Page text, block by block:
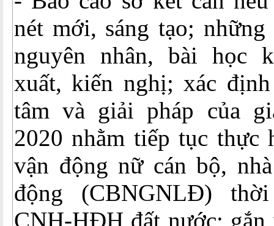
nét mới, sáng tạo;
nguyên nhân, bài học
xuất, kiến nghị; xác
tâm và giải pháp của
2020 nhằm tiếp tục thực
vận động nữ cán bộ,
động (CBNGNLĐ)
CNH-HĐH đất nước;